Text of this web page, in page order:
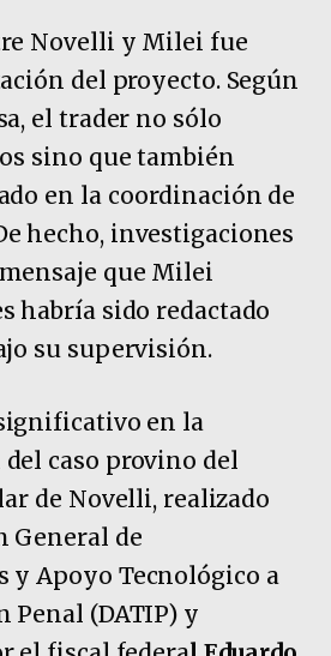
Novelli y Milei fue
del proyecto. Según
el trader no sólo
sino que también
en la coordinación de
hecho, investigaciones
que Milei
habría sido redactado
su supervisión.
en la
caso provino del
de Novelli, realizado
General de
y Apoyo Tecnológico a
Penal (DATIP) y